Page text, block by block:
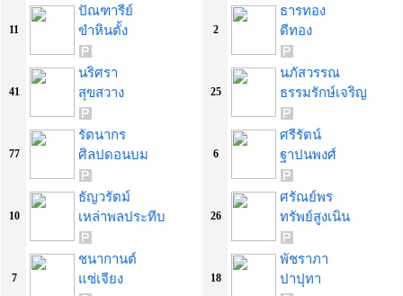
11
ปัณฑารีย์
ขำหินตั้ง
41
นริศรา
สุขสวาง
77
รัตนากร
ศิลปดอนบม
10
ธัญวรัตม์
เหล่าพลประทีบ
7
ชนากานต์
แซ่เจียง
2
ธารทอง
ดีทอง
25
นภัสวรรณ
ธรรมรักษ์เจริญ
6
ศรีรัตน์
ฐาปนพงศ์
26
ศรัณย์พร
ทรัพย์สูงเนิน
18
พัชราภา
ปาปุทา